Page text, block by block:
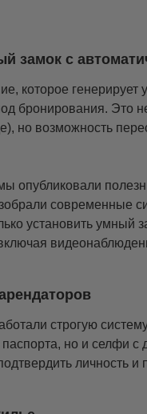
замок с
которое генерирует
бронирования. Это
но возможность
опубликовали
современные
установить умный
строгую
но и селфи с
личность и